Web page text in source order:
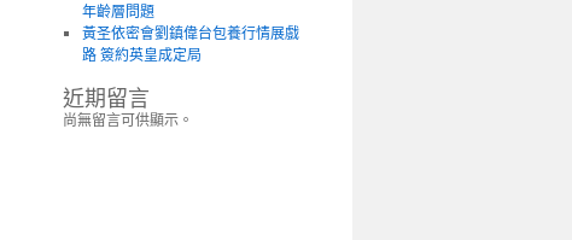
年齡層問題
黃圣依密會劉鎮偉台包養行情展戲
路 簽約英皇成定局
近期留言
尚無留言可供顯示。